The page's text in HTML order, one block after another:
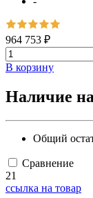
964 753 ₽
В корзину
Наличие
Общий
Сравнение
21
ссылка на товар